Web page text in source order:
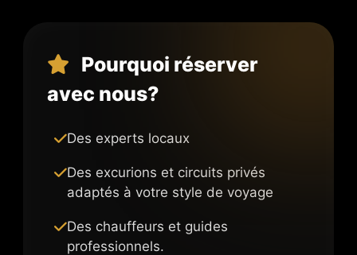
Pourquoi réserver
avec nous?
Des experts locaux
Des excurions et circuits privés
adaptés à votre style de voyage
Des chauffeurs et guides
professionnels.